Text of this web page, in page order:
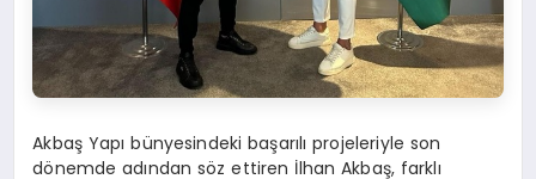
Akbaş Yapı bünyesindeki başarılı projeleriyle son
dönemde adından söz ettiren İlhan Akbaş, farklı